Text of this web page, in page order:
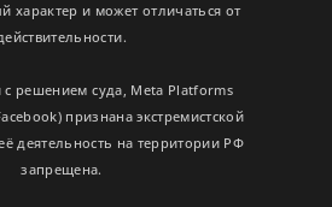
характер и может отличаться от
с решением суда, Meta Platforms
признана экстремистской
деятельность на территории РФ
запрещена.